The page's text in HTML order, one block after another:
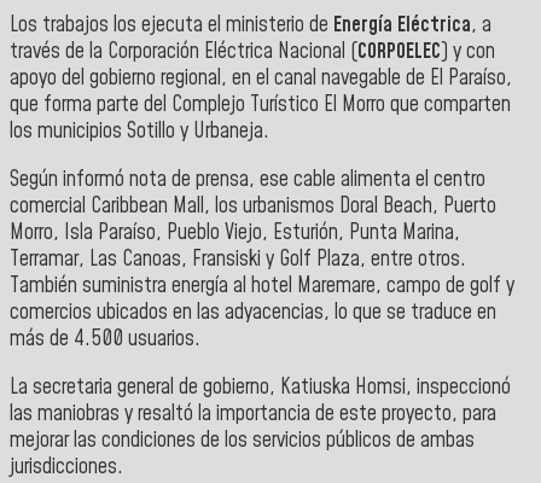
Los trabajos los ejecuta el ministerio de Energía Eléctrica, a
través de la Corporación Eléctrica Nacional (CORPOELEC) y con
apoyo del gobierno regional, en el canal navegable de El Paraíso,
que forma parte del Complejo Turístico El Morro que comparten
los municipios Sotillo y Urbaneja.
Según informó nota de prensa, ese cable alimenta el centro
comercial Caribbean Mall, los urbanismos Doral Beach, Puerto
Morro, Isla Paraíso, Pueblo Viejo, Esturión, Punta Marina,
Terramar, Las Canoas, Fransiski y Golf Plaza, entre otros.
También suministra energía al hotel Maremare, campo de golf y
comercios ubicados en las adyacencias, lo que se traduce en
más de 4.500 usuarios.
La secretaria general de gobierno, Katiuska Homsi, inspeccionó
las maniobras y resaltó la importancia de este proyecto, para
mejorar las condiciones de los servicios públicos de ambas
jurisdicciones.